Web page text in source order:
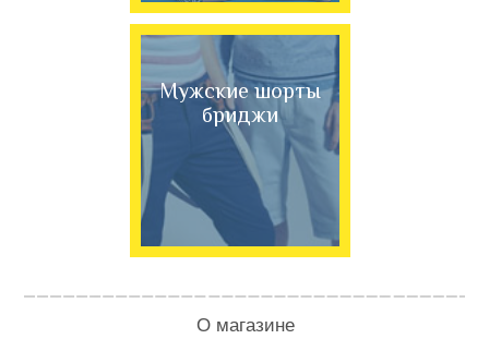
Мужские шорты
бриджи
О магазине